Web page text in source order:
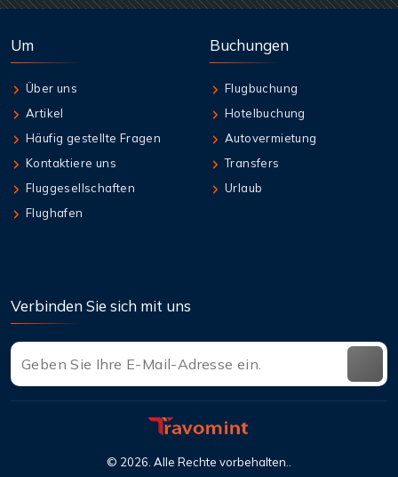
Um
Über uns
Artikel
Häufig gestellte Fragen
Kontaktiere uns
Fluggesellschaften
Flughafen
Buchungen
Flugbuchung
Hotelbuchung
Autovermietung
Transfers
Urlaub
Verbinden Sie sich mit uns
© 2026 . Alle Rechte vorbehalten..